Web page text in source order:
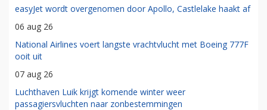
easyJet wordt overgenomen door Apollo, Castlelake haakt af
06 aug 26
National Airlines voert langste vrachtvlucht met Boeing 777F
ooit uit
07 aug 26
Luchthaven Luik krijgt komende winter weer
passagiersvluchten naar zonbestemmingen